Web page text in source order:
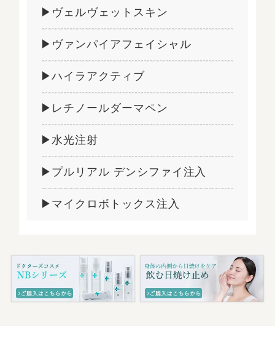
▶ヴェルヴェットスキン
▶ヴァンパイアフェイシャル
▶ハイラアクティブ
▶レチノールダーマペン
▶水光注射
▶プルリアル デンシファイ注入
▶マイクロボトックス注入